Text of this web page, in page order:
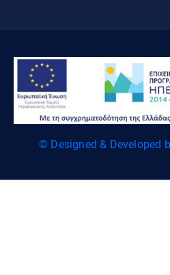
© Designed & Developed